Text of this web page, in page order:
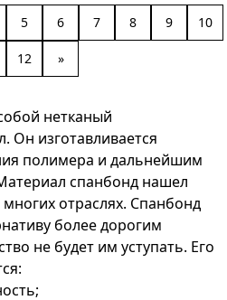
5 6 7 8 9 10
12 »
нетканый
Он изготавливается
полимера и дальнейшим
спанбонд нашел
отраслях. Спанбонд
более дорогим
не будет им уступать. Его